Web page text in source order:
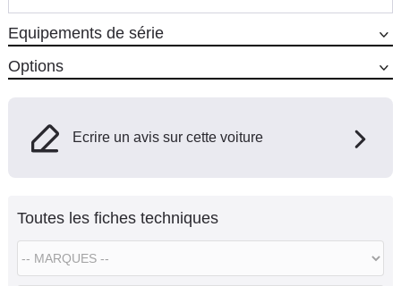
Equipements de série
Options
Ecrire un avis sur cette voiture
Toutes les fiches techniques